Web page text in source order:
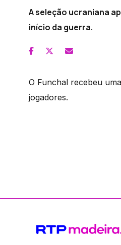
A seleção ucraniana
início da guerra.
O Funchal recebeu
jogadores.